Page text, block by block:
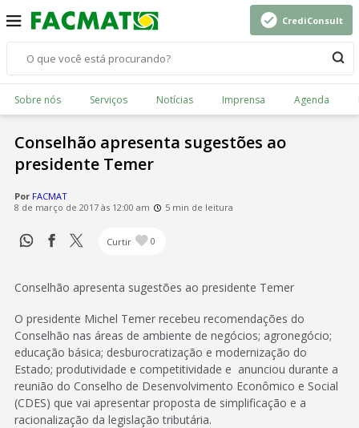
CrediConsult
Sobre nós Serviços Notícias Imprensa Agenda
Conselhão apresenta sugestões ao
presidente Temer
Por FACMAT
8 de março de 2017 às 12:00 am
5 min de leitura
Curtir 0
Conselhão apresenta sugestões ao presidente Temer
O presidente Michel Temer recebeu recomendações do
Conselhão nas áreas de ambiente de negócios; agronegócio;
educação básica; desburocratização e modernização do
Estado; produtividade e competitividade e anunciou durante a
reunião do Conselho de Desenvolvimento Econômico e Social
(CDES) que vai apresentar proposta de simplificação e a
racionalização da legislação tributária.